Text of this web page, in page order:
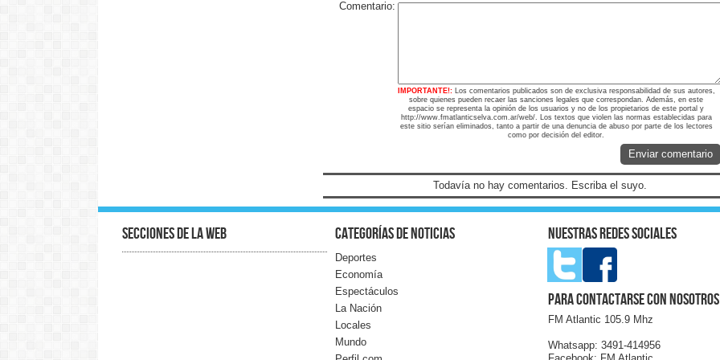
Comentario:
IMPORTANTE!: Los comentarios publicados son de exclusiva responsabilidad de sus autores,
sobre quienes pueden recaer las sanciones legales que correspondan. Además, en este
espacio se representa la opinión de los usuarios y no de los propietarios de este portal y
http://www.fmatlanticselva.com.ar/web/. Los textos que violen las normas establecidas para
este sitio serían eliminados, tanto a partir de una denuncia de abuso por parte de los lectores
como por decisión del editor.
Enviar comentario
Todavía no hay comentarios. Escriba el suyo.
Secciones de la web Categorías de noticias
Deportes
Economía
Espectáculos
La Nación
Locales
Mundo
Nuestras redes sociales
Para contactarse con nosotros
FM Atlantic 105.9 Mhz
Whatsapp: 3491-414956